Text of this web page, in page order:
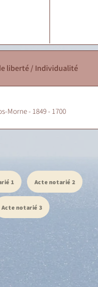
liberté / Individualité
Morne - 1849 - 1700
1 Acte notarié 2
Acte notarié 3